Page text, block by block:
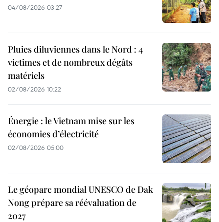
04/08/2026 03:27
Pluies diluviennes dans le Nord : 4
victimes et de nombreux dégâts
matériels
02/08/2026 10:22
Énergie : le Vietnam mise sur les
économies d’électricité
02/08/2026 05:00
Le géoparc mondial UNESCO de Dak
Nong prépare sa réévaluation de
2027